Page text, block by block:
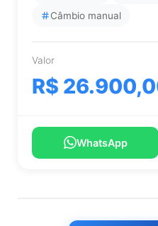
Câmbio manual
Valor
R$
WhatsApp